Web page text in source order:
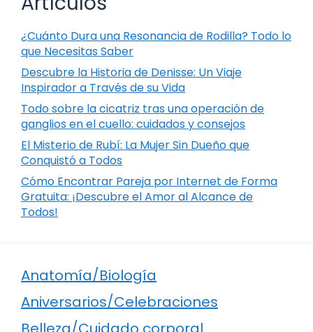
¿Cuánto Dura una Resonancia de Rodilla? Todo lo
que Necesitas Saber
Descubre la Historia de Denisse: Un Viaje
Inspirador a Través de su Vida
Todo sobre la cicatriz tras una operación de
ganglios en el cuello: cuidados y consejos
El Misterio de Rubí: La Mujer Sin Dueño que
Conquistó a Todos
Cómo Encontrar Pareja por Internet de Forma
Gratuita: ¡Descubre el Amor al Alcance de
Todos!
Anatomía/Biología
Aniversarios/Celebraciones